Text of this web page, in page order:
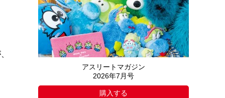
アスリートマガジン
2026年7月号
購入する